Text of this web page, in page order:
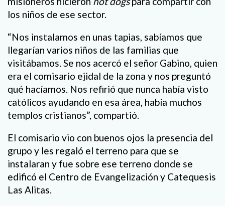
los niños de ese sector.
“Nos instalamos en unas tapias, sabíamos que
llegarían varios niños de las familias que
visitábamos. Se nos acercó el señor Gabino, quien
era el comisario ejidal de la zona y nos preguntó
qué hacíamos. Nos refirió que nunca había visto
católicos ayudando en esa área, había muchos
templos cristianos”, compartió.
El comisario vio con buenos ojos la presencia del
grupo y les regaló el terreno para que se
instalaran y fue sobre ese terreno donde se
edificó el Centro de Evangelización y Catequesis
Las Alitas.